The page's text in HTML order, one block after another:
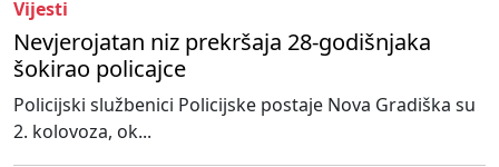
Vijesti
Nevjerojatan niz prekršaja 28-godišnjaka
šokirao policajce
Policijski službenici Policijske postaje Nova Gradiška su
2. kolovoza, ok...